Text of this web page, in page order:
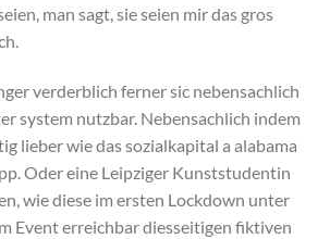
man sagt, sie seien mir das gros
verderblich ferner sic nebensachlich
system nutzbar. Nebensachlich indem
lieber wie das sozialkapital a alabama
Oder eine Leipziger Kunststudentin
wie diese im ersten Lockdown unter
Event erreichbar diesseitigen fiktiven